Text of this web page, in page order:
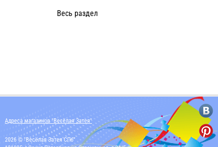
Весь раздел
Адреса магазинов "Весёлая Затея"
2026 © "Весёлая Затея СПб"